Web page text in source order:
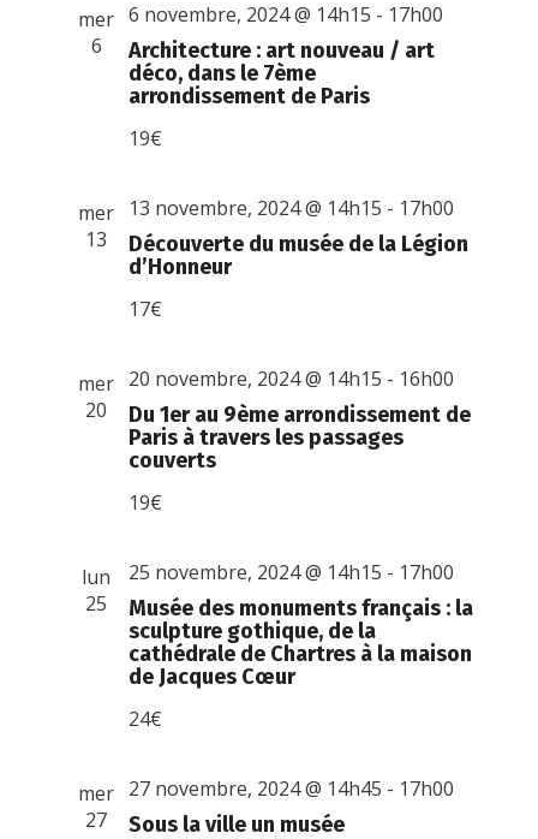
mer
6
Architecture : art nouveau / art
déco, dans le 7ème
arrondissement de Paris
6 novembre, 2024 @ 14h15 - 17h00
19€
mer
13
Découverte du musée de la Légion
d’Honneur
13 novembre, 2024 @ 14h15 - 17h00
17€
mer
20
Du 1er au 9ème arrondissement de
Paris à travers les passages
couverts
20 novembre, 2024 @ 14h15 - 16h00
19€
lun
25
Musée des monuments français : la
sculpture gothique, de la
cathédrale de Chartres à la maison
de Jacques Cœur
25 novembre, 2024 @ 14h15 - 17h00
24€
mer
27
Sous la ville un musée
27 novembre, 2024 @ 14h45 - 17h00